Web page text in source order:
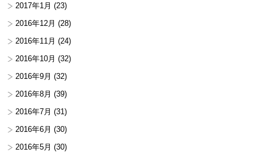
2017年1月 (23)
2016年12月 (28)
2016年11月 (24)
2016年10月 (32)
2016年9月 (32)
2016年8月 (39)
2016年7月 (31)
2016年6月 (30)
2016年5月 (30)